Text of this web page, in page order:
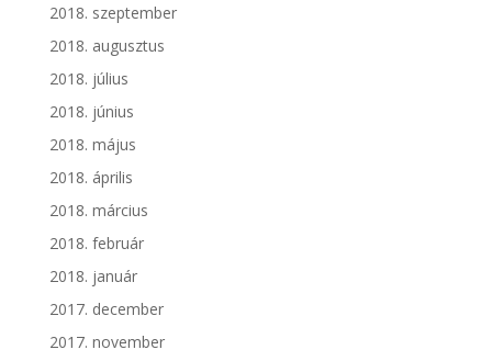
2018. szeptember
2018. augusztus
2018. július
2018. június
2018. május
2018. április
2018. március
2018. február
2018. január
2017. december
2017. november